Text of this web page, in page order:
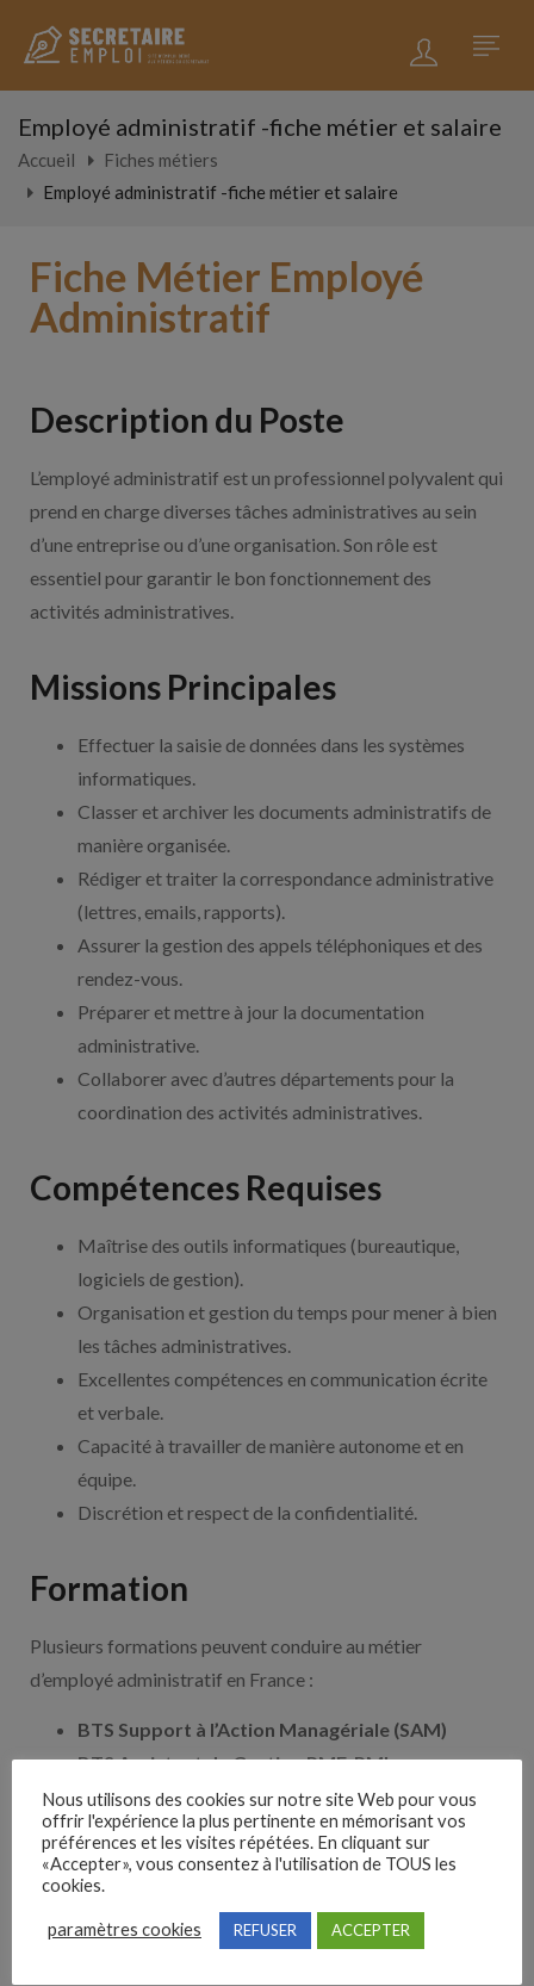
Employé administratif -fiche métier et salaire
Accueil
Fiches métiers
Employé administratif -fiche métier et salaire
Fiche Métier Employé
Administratif
Description du Poste
L’employé administratif est un professionnel polyvalent qui
prend en charge diverses tâches administratives au sein
d’une entreprise ou d’une organisation. Son rôle est
essentiel pour garantir le bon fonctionnement des
activités administratives.
Missions Principales
Effectuer la saisie de données dans les systèmes
informatiques.
Classer et archiver les documents administratifs de
manière organisée.
Rédiger et traiter la correspondance administrative
(lettres, emails, rapports).
Assurer la gestion des appels téléphoniques et des
rendez-vous.
Préparer et mettre à jour la documentation
administrative.
Collaborer avec d’autres départements pour la
coordination des activités administratives.
Compétences Requises
Maîtrise des outils informatiques (bureautique,
logiciels de gestion).
Organisation et gestion du temps pour mener à bien
les tâches administratives.
Excellentes compétences en communication écrite
et verbale.
Capacité à travailler de manière autonome et en
équipe.
Discrétion et respect de la confidentialité.
Formation
Plusieurs formations peuvent conduire au métier
d’employé administratif en France :
BTS Support à l’Action Managériale (SAM)
BTS Assistant de Gestion PME-PMI
Licence en Gestion Administrative et
Commerciale
Formation en Secrétariat et Administration
Salaire
Nous utilisons des cookies sur notre site Web pour vous
offrir l'expérience la plus pertinente en mémorisant vos
préférences et les visites répétées. En cliquant sur
«Accepter», vous consentez à l'utilisation de TOUS les
cookies.
paramètres cookies REFUSER ACCEPTER